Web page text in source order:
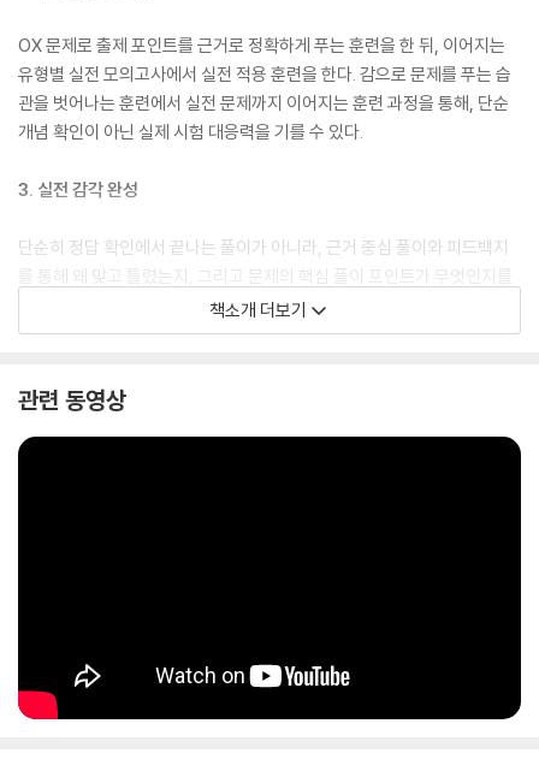
OX 문제로 출제 포인트를 근거로 정확하게 푸는 훈련을 한 뒤, 이어지는
유형별 실전 모의고사에서 실전 적용 훈련을 한다. 감으로 문제를 푸는 습
관을 벗어나는 훈련에서 실전 문제까지 이어지는 훈련 과정을 통해, 단순
개념 확인이 아닌 실제 시험 대응력을 기를 수 있다.
3. 실전 감각 완성
단순히 정답 확인에서 끝나는 풀이가 아니라, 근거 중심 풀이와 피드백지
를 통해 왜 맞고 틀렸는지, 그리고 문제의 핵심 풀이 포인트가 무엇인지를
꼼꼼히 점검한다. 또한 신경향을 반영한 제작 문항과 핵심 기출 문 항을 함
께 수록하고, 해설에는 출제 의도를 근거 중심으로 풀이하는 과정을 상세
림 없는 실전 감각을 완성할 수 있다.
4. 학습자 편의를 우선시한 좌문제, 우해설 구성
책소개 더보기
관련 동영상